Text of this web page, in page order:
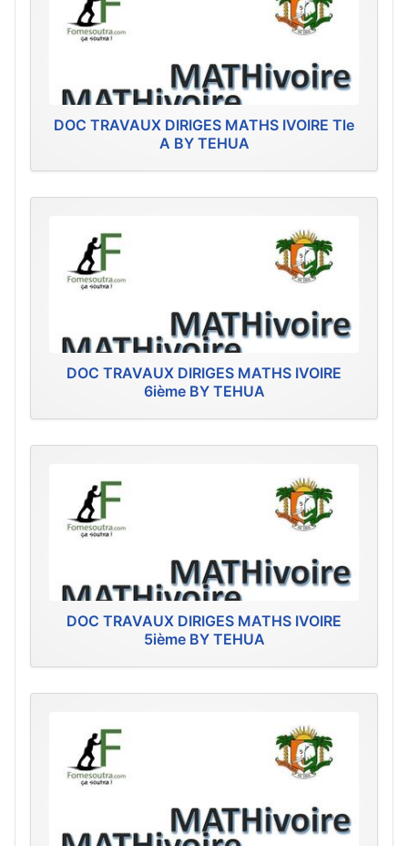
DOC TRAVAUX DIRIGES MATHS IVOIRE Tle
A BY TEHUA
DOC TRAVAUX DIRIGES MATHS IVOIRE
6ième BY TEHUA
DOC TRAVAUX DIRIGES MATHS IVOIRE
5ième BY TEHUA